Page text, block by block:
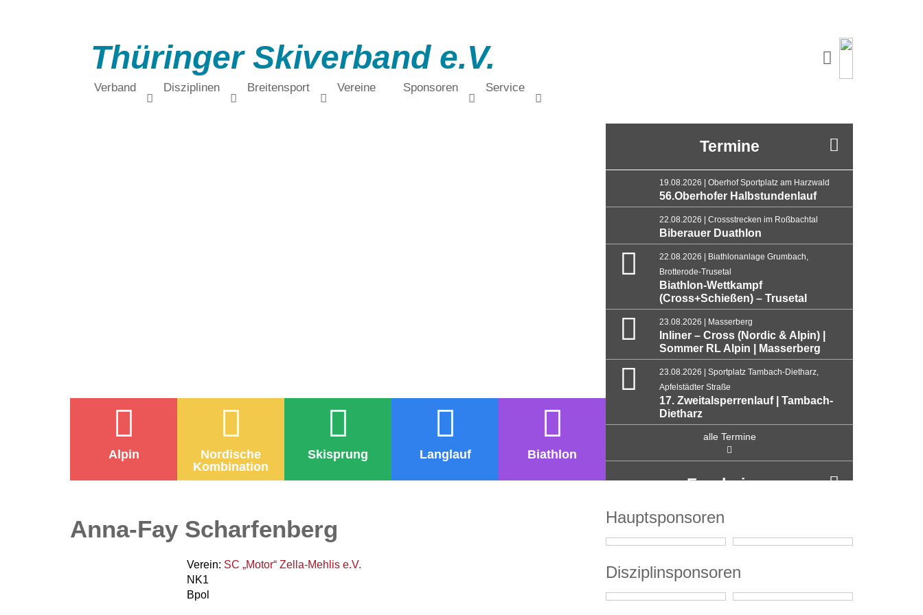
Thüringer Skiverband e.V.
Verband Disziplinen Breitensport Vereine Sponsoren Service
Alpin
Nordische
Kombination
Skisprung Langlauf Biathlon
Termine
19.08.2026 | Oberhof Sportplatz am Harzwald
56.Oberhofer Halbstundenlauf
22.08.2026 | Crossstrecken im Roßbachtal
Biberauer Duathlon
22.08.2026 | Biathlonanlage Grumbach,
Brotterode-Trusetal
Biathlon-Wettkampf
(Cross+Schießen) – Trusetal
23.08.2026 | Masserberg
Inliner – Cross (Nordic & Alpin) |
Sommer RL Alpin | Masserberg
23.08.2026 | Sportplatz Tambach-Dietharz,
Apfelstädter Straße
17. Zweitalsperrenlauf | Tambach-
Dietharz
alle Termine
Ergebnisse
Anna-Fay Scharfenberg
Verein: SC „Motor“ Zella-Mehlis e.V.
NK1
Bpol
Hauptsponsoren
Disziplinsponsoren